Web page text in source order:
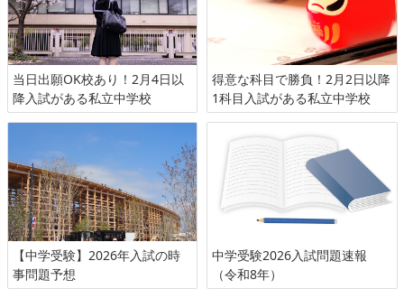
当日出願OK校あり！2月4日以
降入試がある私立中学校
得意な科目で勝負！2月2日以降
1科目入試がある私立中学校
【中学受験】2026年入試の時
事問題予想
中学受験2026入試問題速報
（令和8年）